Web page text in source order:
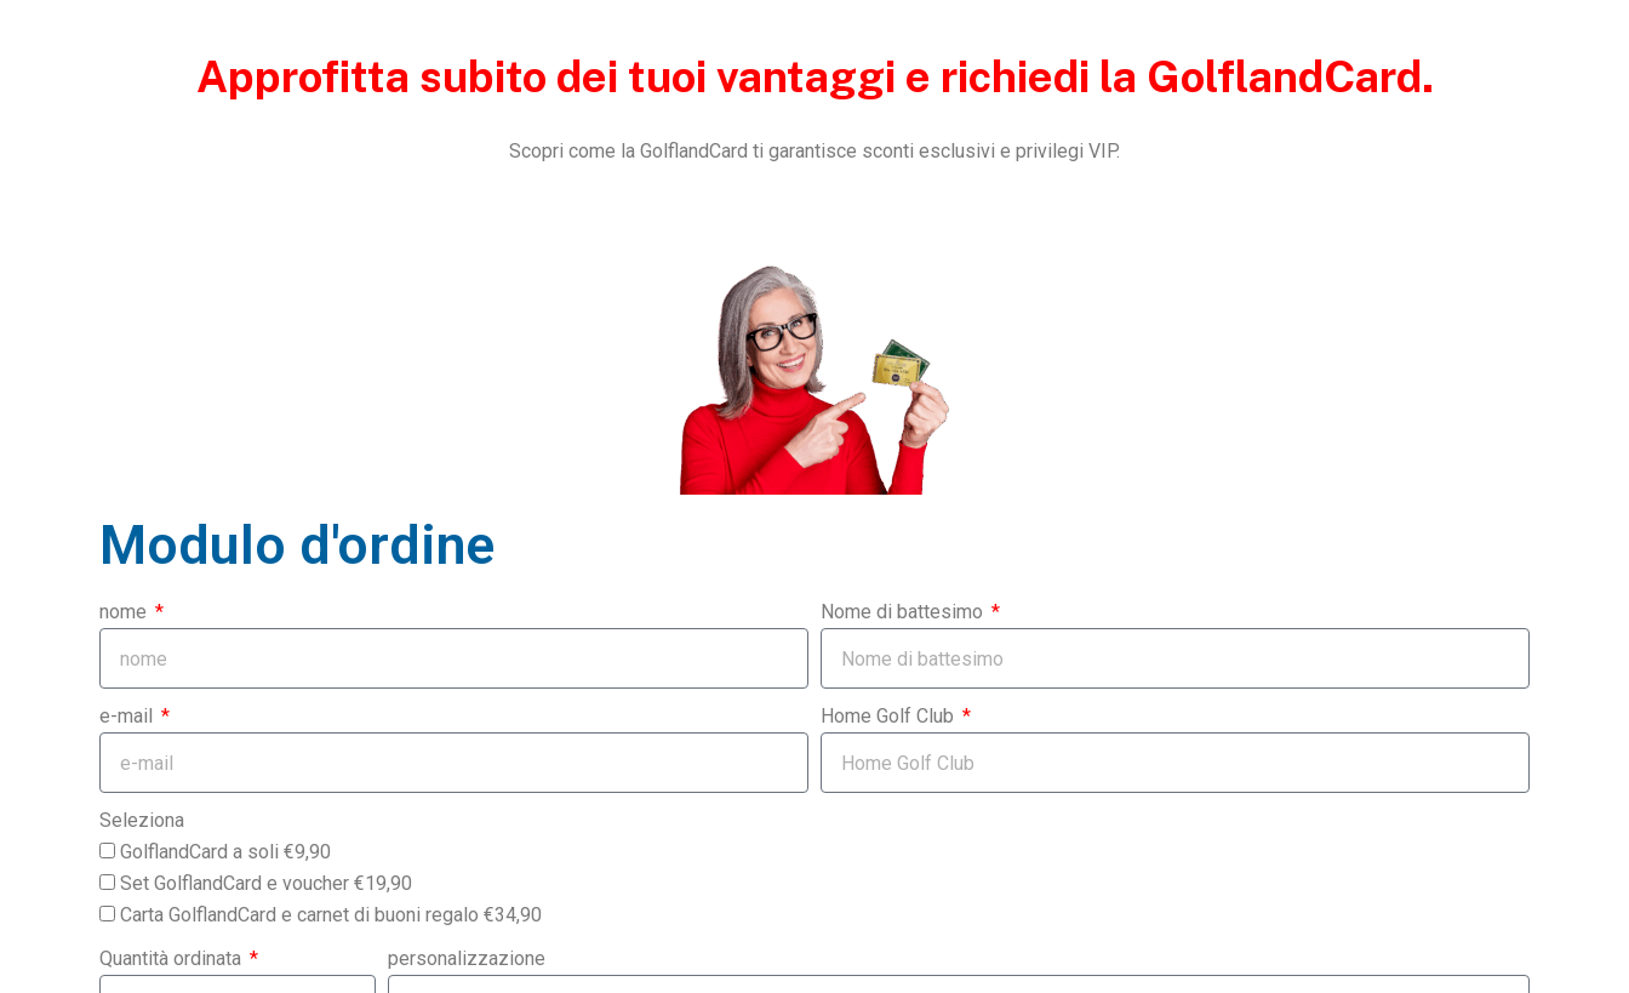
Approfitta subito dei tuoi vantaggi e richiedi la GolflandCard.
Scopri come la GolflandCard ti garantisce sconti esclusivi e privilegi VIP.
Modulo d'ordine
nome Nome di battesimo
e-mail Home Golf Club
Seleziona
GolflandCard a soli €9,90
Set GolflandCard e voucher €19,90
Carta GolflandCard e carnet di buoni regalo €34,90
Quantità ordinata
personalizzazione